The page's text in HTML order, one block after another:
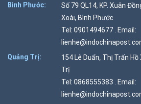
Bình Phước:
Số 79 QL14, KP. Xuân
Xoài, Bình Phước
Tel: 0901494677 . Email:
Quảng Trị:
154 Lê Duẩn, Thị Trấn Hồ
Trị
Tel: 0868555383 . Email: